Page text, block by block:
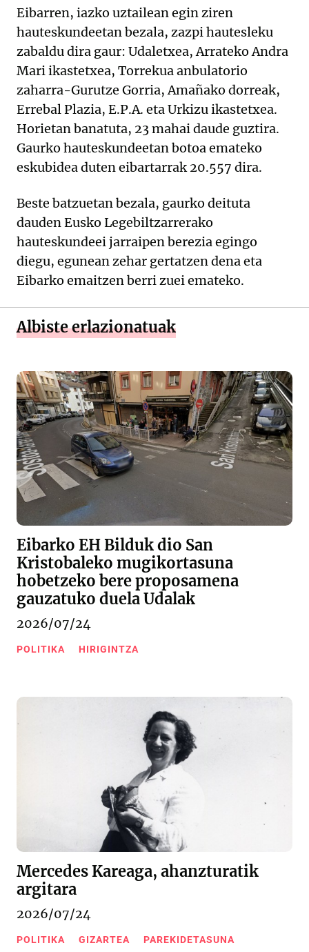
Eibarren, iazko uztailean egin ziren
hauteskundeetan bezala, zazpi hautesleku
zabaldu dira gaur: Udaletxea, Arrateko Andra
Mari ikastetxea, Torrekua anbulatorio
zaharra-Gurutze Gorria, Amañako dorreak,
Errebal Plazia, E.P.A. eta Urkizu ikastetxea.
Horietan banatuta, 23 mahai daude guztira.
Gaurko hauteskundeetan botoa emateko
eskubidea duten eibartarrak 20.557 dira.
Beste batzuetan bezala, gaurko deituta
dauden Eusko Legebiltzarrerako
hauteskundeei jarraipen berezia egingo
diegu, egunean zehar gertatzen dena eta
Eibarko emaitzen berri zuei emateko.
Albiste erlazionatuak
Eibarko EH Bilduk dio San
Kristobaleko mugikortasuna
hobetzeko bere proposamena
gauzatuko duela Udalak
2026/07/24
POLITIKA HIRIGINTZA
Mercedes Kareaga, ahanzturatik
argitara
2026/07/24
POLITIKA GIZARTEA PAREKIDETASUNA